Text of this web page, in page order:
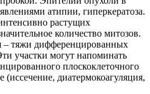
атипии, гиперкератоза.
растущих
количество митозов.
– тяжи дифференцированных
участки могут напоминать
плоскоклеточного
(иссечение, диатермокоагуляция,